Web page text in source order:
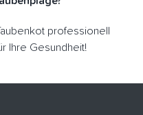
professionell
Ihre Gesundheit!